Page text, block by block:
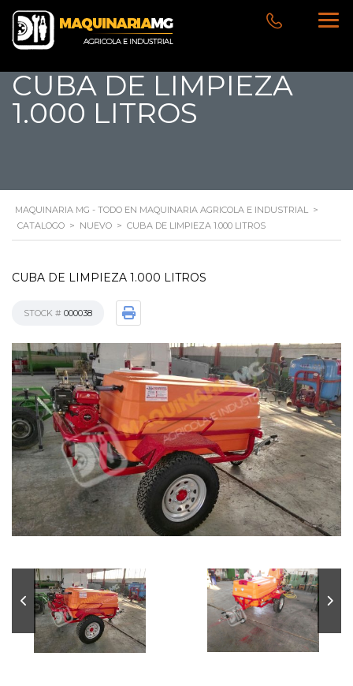
CUBA DE LIMPIEZA
1.000 LITROS
MAQUINARIA MG - TODO EN MAQUINARIA AGRICOLA E INDUSTRIAL >
CATALOGO > NUEVO > CUBA DE LIMPIEZA 1.000 LITROS
CUBA DE LIMPIEZA 1.000 LITROS
STOCK # 000038